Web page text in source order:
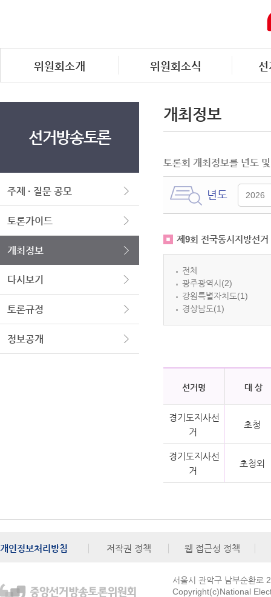
위원회소개 위원회소식
선거방송토론
주제 · 질문 공모
토론가이드
개최정보
다시보기
토론규정
정보공개
개최정보
토론회 개최정보를 년도
년도
제9회 전국동시지방선거
전체
광주광역시(2)
강원특별자치도(1)
경상남도(1)
선거명 대 상
경기도지사선
거
초청
경기도지사선
거
초청외
개인정보처리방침 저작권 정책 웹 접근성 정책
서울시 관악구 남부순환로
Copyright(c)National